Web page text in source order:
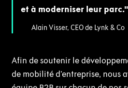
et à moderniser leur parc.
Alain Visser, CEO de Lynk & Co
Afin de soutenir le
de mobilité d'entreprise, nous